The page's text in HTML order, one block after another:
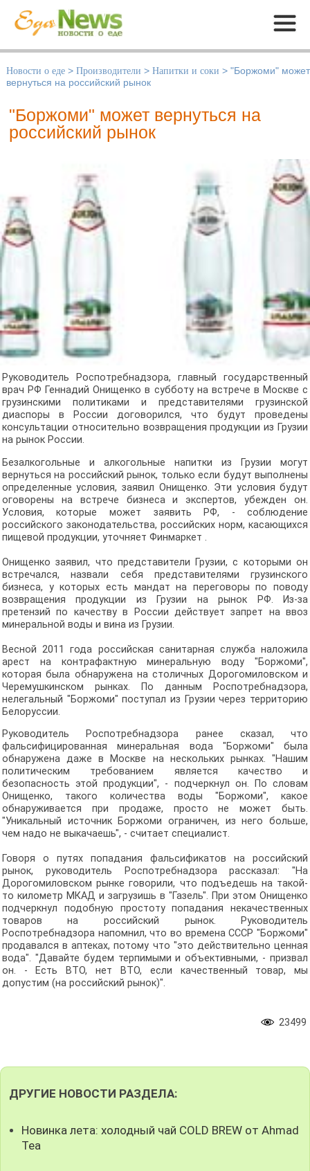
Меню
Новости о еде > Производители > Напитки и соки > "Боржоми" может
вернуться на российский рынок
"Боржоми" может вернуться на
российский рынок
Руководитель Роспотребнадзора, главный государственный
врач РФ Геннадий Онищенко в субботу на встрече в Москве с
грузинскими политиками и представителями грузинской
диаспоры в России договорился, что будут проведены
консультации относительно возвращения продукции из Грузии
на рынок России.
Безалкогольные и алкогольные напитки из Грузии могут
вернуться на российский рынок, только если будут выполнены
определенные условия, заявил Онищенко. Эти условия будут
оговорены на встрече бизнеса и экспертов, убежден он.
Условия, которые может заявить РФ, - соблюдение
российского законодательства, российских норм, касающихся
пищевой продукции, уточняет Финмаркет .
Онищенко заявил, что представители Грузии, с которыми он
встречался, назвали себя представителями грузинского
бизнеса, у которых есть мандат на переговоры по поводу
возвращения продукции из Грузии на рынок РФ. Из-за
претензий по качеству в России действует запрет на ввоз
минеральной воды и вина из Грузии.
Весной 2011 года российская санитарная служба наложила
арест на контрафактную минеральную воду "Боржоми",
которая была обнаружена на столичных Дорогомиловском и
Черемушкинском рынках. По данным Роспотребнадзора,
нелегальный "Боржоми" поступал из Грузии через территорию
Белоруссии.
Руководитель Роспотребнадзора ранее сказал, что
фальсифицированная минеральная вода "Боржоми" была
обнаружена даже в Москве на нескольких рынках. "Нашим
политическим требованием является качество и
безопасность этой продукции", - подчеркнул он. По словам
Онищенко, такого количества воды "Боржоми", какое
обнаруживается при продаже, просто не может быть.
"Уникальный источник Боржоми ограничен, из него больше,
чем надо не выкачаешь", - считает специалист.
Говоря о путях попадания фальсификатов на российский
рынок, руководитель Роспотребнадзора рассказал: "На
Дорогомиловском рынке говорили, что подъедешь на такой-
то километр МКАД и загрузишь в "Газель". При этом Онищенко
подчеркнул подобную простоту попадания некачественных
товаров на российский рынок. Руководитель
Роспотребнадзора напомнил, что во времена СССР "Боржоми"
продавался в аптеках, потому что "это действительно ценная
вода". "Давайте будем терпимыми и объективными, - призвал
он. - Есть ВТО, нет ВТО, если качественный товар, мы
допустим (на российский рынок)".
23499
ДРУГИЕ НОВОСТИ РАЗДЕЛА:
Новинка лета: холодный чай COLD BREW от Ahmad
Tea